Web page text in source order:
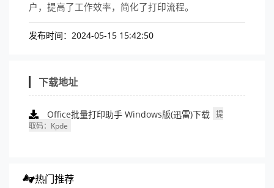
户，提高了工作效率，简化了打印流程。
发布时间：2024-05-15 15:42:50
下载地址
Office批量打印助手 Windows版(迅雷)下载 提
取码：kpde
热门推荐